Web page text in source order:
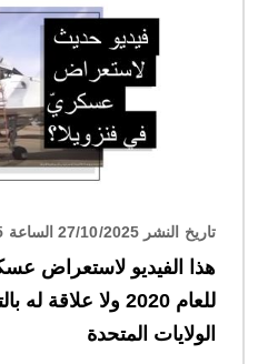
تاريخ النشر 27/10/2025 الساعة 12:15
هذا الفيديو لاستعراض
للعام 2020 ولا
الولايات المتحدة